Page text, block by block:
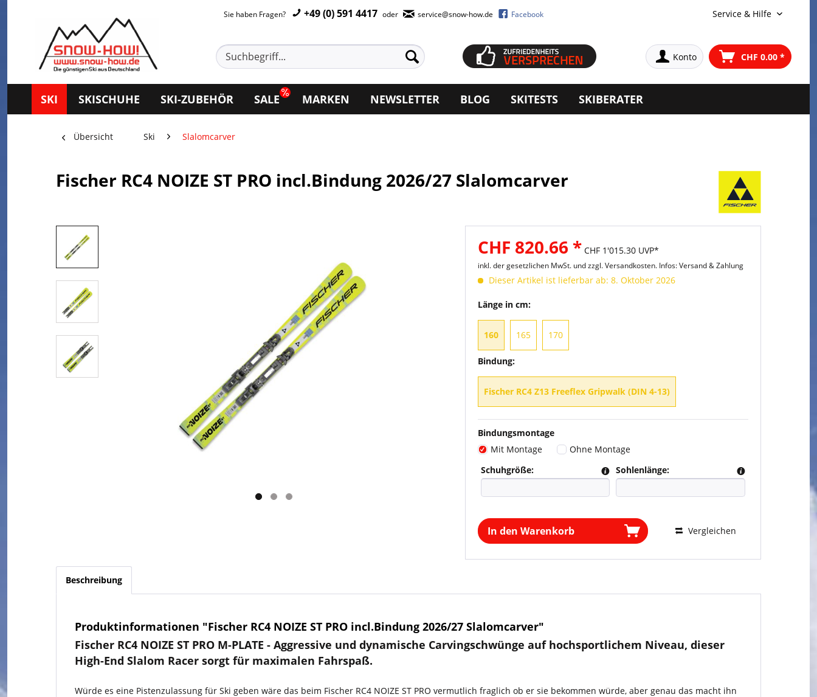
Sie haben Fragen? +49 (0) 591 4417 oder service@snow-how.de Facebook Service & Hilfe
Konto CHF 0.00 *
SKI SKISCHUHE SKI-ZUBEHÖR SALE MARKEN NEWSLETTER BLOG SKITESTS SKIBERATER
Übersicht Ski Slalomcarver
Fischer RC4 NOIZE ST PRO incl.Bindung 2026/27 Slalomcarver
CHF 820.66 * CHF 1'015.30 UVP*
inkl. der gesetzlichen MwSt. undzzgl. Versandkosten. Infos: Versand & Zahlung
Dieser Artikel ist lieferbar ab: 8. Oktober 2026
Länge in cm:
160 165 170
Bindung:
Fischer RC4 Z13 Freeflex Gripwalk (DIN 4-13)
Bindungsmontage
Mit Montage
Ohne Montage
Schuhgröße:
Sohlenlänge:
In den Warenkorb Vergleichen
Beschreibung
Produktinformationen "Fischer RC4 NOIZE ST PRO incl.Bindung 2026/27 Slalomcarver"
Fischer RC4 NOIZE ST PRO M-PLATE - Aggressive und dynamische Carvingschwünge auf hochsportlichem Niveau, dieser
High-End Slalom Racer sorgt für maximalen Fahrspaß.
Würde es eine Pistenzulassung für Ski geben wäre das beim Fischer RC4 NOIZE ST PRO vermutlich fraglich ob er sie bekommen würde, aber genau das macht ihn